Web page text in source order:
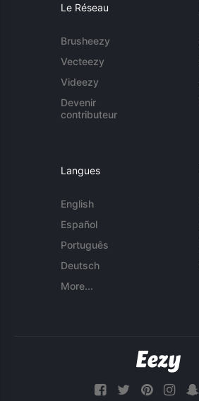
Le Réseau
Brusheezy
Vecteezy
Videezy
Devenir
contributeur
Langues
English
Español
Português
Deutsch
More...